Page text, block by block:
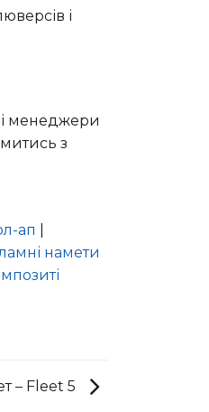
і
менеджери
з
ап
намети
– Fleet 5